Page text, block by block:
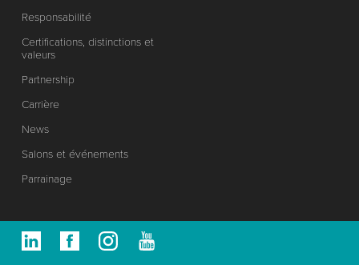
Responsabilité
Certifications, distinctions et
valeurs
Partnership
Carrière
News
Salons et événements
Parrainage